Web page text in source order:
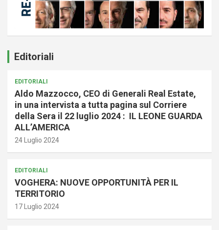
Editoriali
EDITORIALI
Aldo Mazzocco, CEO di Generali Real Estate,
in una intervista a tutta pagina sul Corriere
della Sera il 22 luglio 2024 : IL LEONE GUARDA
ALL’AMERICA
24 Luglio 2024
EDITORIALI
VOGHERA: NUOVE OPPORTUNITÀ PER IL
TERRITORIO
17 Luglio 2024